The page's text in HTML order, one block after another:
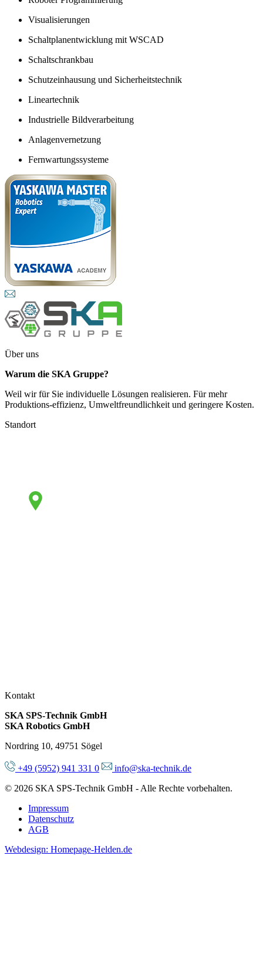
Visualisierungen
Schaltplanentwicklung mit WSCAD
Schaltschrankbau
Schutzeinhausung und Sicherheitstechnik
Lineartechnik
Industrielle Bildverarbeitung
Anlagenvernetzung
Fernwartungssysteme
Über uns
Warum die SKA Gruppe?
Weil wir für Sie individuelle Lösungen realisieren. Für mehr
Produktions-effizienz, Umweltfreundlichkeit und geringere Kosten.
Standort
Kontakt
SKA SPS-Technik GmbH
SKA Robotics GmbH
Nordring 10, 49751 Sögel
+49 (5952) 941 331 0
info@ska-technik.de
© 2026 SKA SPS-Technik GmbH - Alle Rechte vorbehalten.
Impressum
Datenschutz
AGB
Webdesign: Homepage-Helden.de